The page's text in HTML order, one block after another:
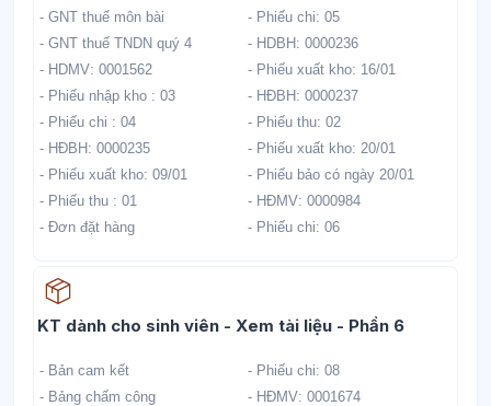
- GNT thuế môn bài
- Phiếu chi: 05
- GNT thuế TNDN quý 4
- HDBH: 0000236
- HDMV: 0001562
- Phiếu xuất kho: 16/01
- Phiếu nhập kho : 03
- HĐBH: 0000237
- Phiếu chi : 04
- Phiếu thu: 02
- HĐBH: 0000235
- Phiếu xuất kho: 20/01
- Phiếu xuất kho: 09/01
- Phiếu bảo có ngày 20/01
- Phiếu thu : 01
- HĐMV: 0000984
- Đơn đặt hàng
- Phiếu chi: 06
KT dành cho sinh viên - Xem tài liệu - Phần 6Học liệu
- Bản cam kết
- Phiếu chi: 08
- Bảng chấm công
- HĐMV: 0001674